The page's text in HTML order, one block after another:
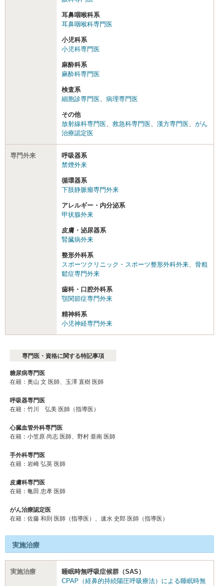
耳鼻咽喉科系
耳鼻咽喉科専門医
小児科系
小児科専門医
麻酔科系
麻酔科専門医
検査系
細胞診専門医、 病理専門医
その他
放射線科専門医、 救急科専門医、 漢方専門医、 がん
治療認定医
専門外来
呼吸器系
禁煙外来
循環器系
下肢静脈瘤専門外来
アレルギー・内分泌系
甲状腺外来
皮膚・泌尿器系
腎臓病外来
整形外科系
スポーツクリニック・スポーツ整形外科外来、 骨粗
鬆症専門外来
歯科・口腔外科系
顎関節症専門外来
精神科系
小児神経専門外来
専門医・資格に関する特記事項
糖尿病専門医
在籍：奥山 文 医師、玉澤 直樹 医師
呼吸器専門医
在籍：竹川 弘美 医師（指導医）
心臓血管外科専門医
在籍：小笠原 尚志 医師、野村 亜南 医師
手外科専門医
在籍：岩崎 弘英 医師
皮膚科専門医
在籍：亀田 忠孝 医師
がん治療認定医
在籍：佐藤 和則 医師（指導医）、速⽔ 史郎 医師（指導医）
実施治療
実施治療
睡眠時無呼吸症候群（SAS）
CPAP（経鼻的持続陽圧呼吸療法）による睡眠時無